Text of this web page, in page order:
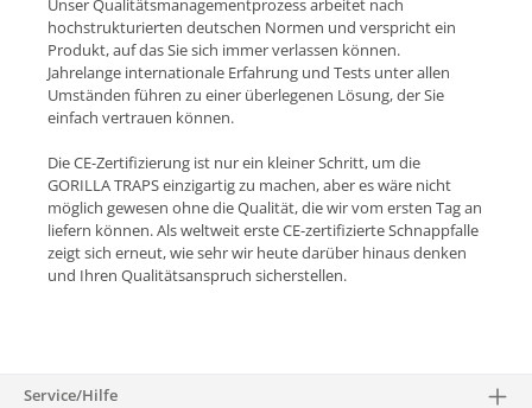
Unser Qualitätsmanagementprozess arbeitet nach
hochstrukturierten deutschen Normen und verspricht ein
Produkt, auf das Sie sich immer verlassen können.
Jahrelange internationale Erfahrung und Tests unter allen
Umständen führen zu einer überlegenen Lösung, der Sie
einfach vertrauen können.
Die CE-Zertifizierung ist nur ein kleiner Schritt, um die
GORILLA TRAPS einzigartig zu machen, aber es wäre nicht
möglich gewesen ohne die Qualität, die wir vom ersten Tag an
liefern können. Als weltweit erste CE-zertifizierte Schnappfalle
zeigt sich erneut, wie sehr wir heute darüber hinaus denken
und Ihren Qualitätsanspruch sicherstellen.
Service/Hilfe